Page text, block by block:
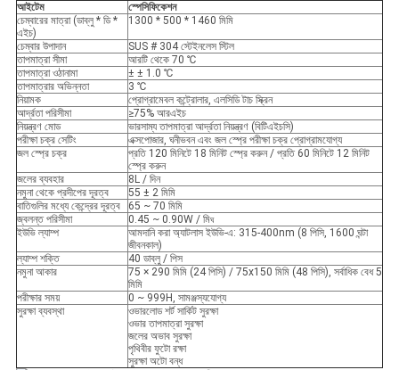
আইটেম
স্পেসিফিকেশন
চেম্বারের মাত্রা (ডাব্লু * ডি *
এইচ)
1300 * 500 * 1460 মিমি
চেম্বার উপাদান
SUS # 304 স্টেইনলেস স্টিল
তাপমাত্রা সীমা
আরটি থেকে 70 ℃
তাপমাত্রা ওঠানামা
± ± 1.0 ℃
তাপমাত্রার অভিন্নতা
3 ℃
নিয়ামক
প্রোগ্রামেবল কন্ট্রোলার, এলসিডি টাচ স্ক্রিন
আর্দ্রতা পরিসীমা
≥75% আরএইচ
নিয়ন্ত্রণ মোড
ভারসাম্য তাপমাত্রা আর্দ্রতা নিয়ন্ত্রণ (বিটিএইচসি)
পরীক্ষা চক্র সেটিং
এক্সপোজার, ঘনীভবন এবং জল স্প্রে পরীক্ষা চক্র প্রোগ্রামযোগ্য
জল স্প্রে চক্র
প্রতি 120 মিনিটে 18 মিনিট স্প্রে করুন / প্রতি 60 মিনিটে 12 মিনিট
স্প্রে করুন
জলের ব্যবহার
8L / দিন
নমুনা থেকে প্রদীপের দূরত্ব
55 ± 2 মিমি
বাতিগুলির মধ্যে কেন্দ্রের দূরত্ব
65 ~ 70 মিমি
জ্বলন্ত পরিসীমা
0.45 ~ 0.90W / মিঘ
ইউভি ল্যাম্প
আমদানি করা অ্যাটলাস ইউভি-এ: 315-400nm (8 পিসি, 1600 ঘন্টা
জীবনকাল)
ল্যাম্প শক্তি
40 ডাব্লু / পিস
নমুনা আকার
75 × 290 মিমি (24 পিসি) / 75x150 মিমি (48 পিসি), সর্বাধিক বেধ 5
মিমি
পরীক্ষার সময়
0 ~ 999H, সামঞ্জস্যযোগ্য
সুরক্ষা ব্যবস্থা
ওভারলোড শর্ট সার্কিট সুরক্ষা
ওভার তাপমাত্রা সুরক্ষা
জলের অভাব সুরক্ষা
পৃথিবীর ফুটো রক্ষা
সুরক্ষা অটো বন্ধ